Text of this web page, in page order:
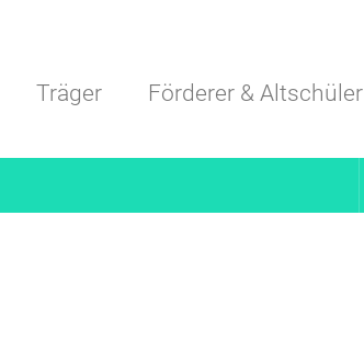
Träger Förderer & Altschüler